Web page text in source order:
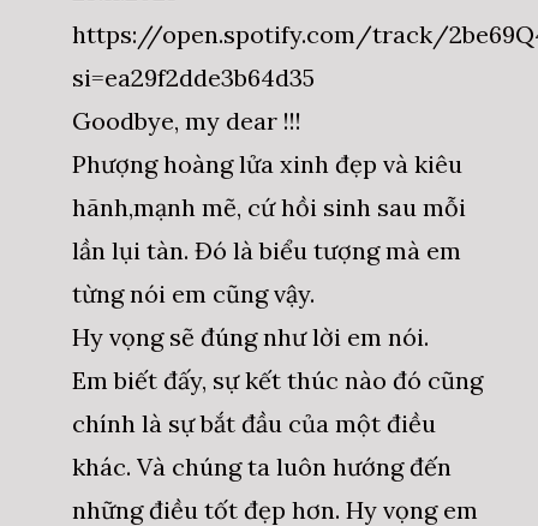
https://open.spotify.com/track/
si=ea29f2dde3b64d35
Goodbye, my dear !!!
Phượng hoàng lửa xinh đẹp và kiêu
hãnh,mạnh mẽ, cứ hồi sinh sau mỗi
lần lụi tàn. Đó là biểu tượng mà em
từng nói em cũng vậy.
Hy vọng sẽ đúng như lời em nói.
Em biết đấy, sự kết thúc nào đó cũng
chính là sự bắt đầu của một điều
khác. Và chúng ta luôn hướng đến
những điều tốt đẹp hơn. Hy vọng em